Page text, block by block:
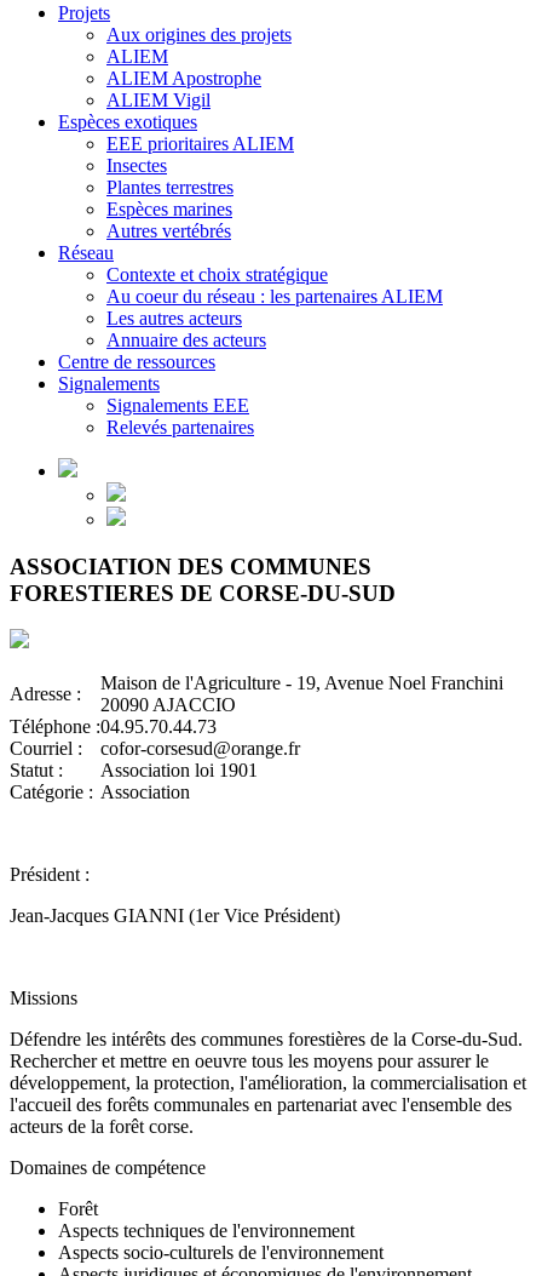
Projets
Aux origines des projets
ALIEM
ALIEM Apostrophe
ALIEM Vigil
Espèces exotiques
EEE prioritaires ALIEM
Insectes
Plantes terrestres
Espèces marines
Autres vertébrés
Réseau
Contexte et choix stratégique
Au coeur du réseau : les partenaires ALIEM
Les autres acteurs
Annuaire des acteurs
Centre de ressources
Signalements
Signalements EEE
Relevés partenaires
ASSOCIATION DES COMMUNES
FORESTIERES DE CORSE-DU-SUD
Adresse :
Maison de l'Agriculture - 19, Avenue Noel Franchini
20090 AJACCIO
Téléphone :04.95.70.44.73
Courriel :
cofor-corsesud@orange.fr
Statut :
Association loi 1901
Catégorie : Association
Président :
Jean-Jacques GIANNI (1er Vice Président)
Missions
Défendre les intérêts des communes forestières de la Corse-du-Sud.
Rechercher et mettre en oeuvre tous les moyens pour assurer le
développement, la protection, l'amélioration, la commercialisation et
l'accueil des forêts communales en partenariat avec l'ensemble des
acteurs de la forêt corse.
Domaines de compétence
Forêt
Aspects techniques de l'environnement
Aspects socio-culturels de l'environnement